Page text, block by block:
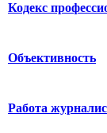
Кодекс
Объективность
Работа